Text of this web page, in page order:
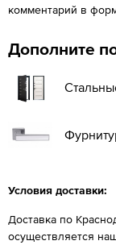
комментарий в
Дополните
Условия доставки:
Доставка по
осуществляется